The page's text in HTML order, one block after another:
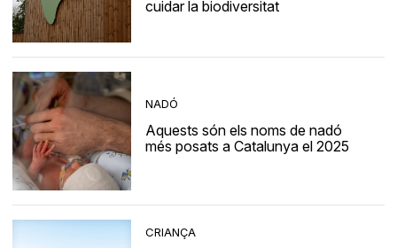
cuidar la biodiversitat
NADÓ
Aquests són els noms de nadó
més posats a Catalunya el 2025
CRIANÇA